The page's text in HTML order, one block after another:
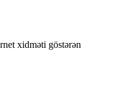
xidməti göstərən